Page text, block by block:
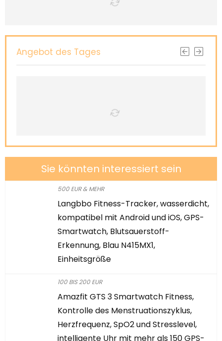
Angebot des Tages
Sie könnten interessiert sein
500 EUR & MEHR
Langbbo Fitness-Tracker, wasserdicht,
kompatibel mit Android und iOS, GPS-
Smartwatch, Blutsauerstoff-
Erkennung, Blau N415MX1,
Einheitsgröße
100 BIS 200 EUR
Amazfit GTS 3 Smartwatch Fitness,
Kontrolle des Menstruationszyklus,
Herzfrequenz, SpO2 und Stresslevel,
intelligente Uhr mit mehr als 150 GPS-